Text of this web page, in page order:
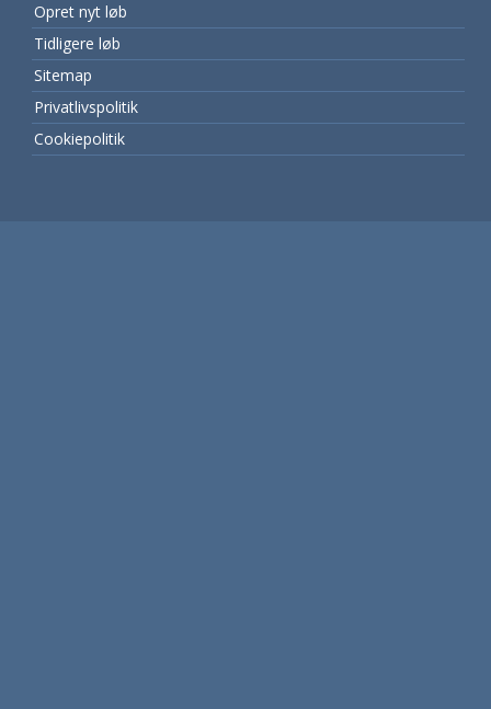
Opret nyt løb
Tidligere løb
Sitemap
Privatlivspolitik
Cookiepolitik